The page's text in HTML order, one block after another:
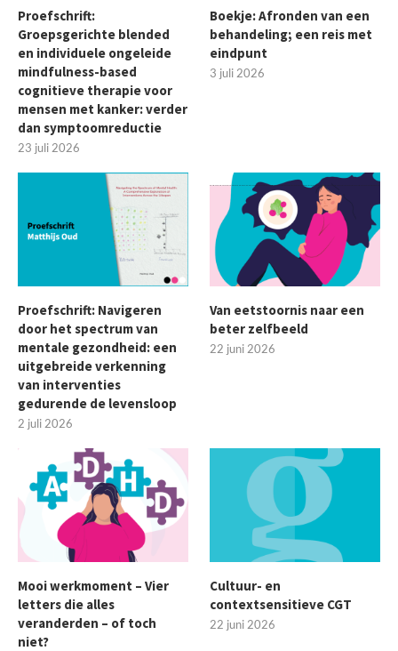
Proefschrift:
Groepsgerichte blended
en individuele ongeleide
mindfulness-based
cognitieve therapie voor
mensen met kanker: verder
dan symptoomreductie
23 juli 2026
Boekje: Afronden van een
behandeling; een reis met
eindpunt
3 juli 2026
Proefschrift: Navigeren
door het spectrum van
mentale gezondheid: een
uitgebreide verkenning
van interventies
gedurende de levensloop
2 juli 2026
Van eetstoornis naar een
beter zelfbeeld
22 juni 2026
Mooi werkmoment – Vier
letters die alles
veranderden – of toch
niet?
Cultuur- en
contextsensitieve CGT
22 juni 2026